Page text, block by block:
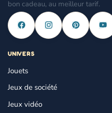
bon cadeau, au meilleur tarif.
UNIVERS
Jouets
Jeux de société
Jeux vidéo